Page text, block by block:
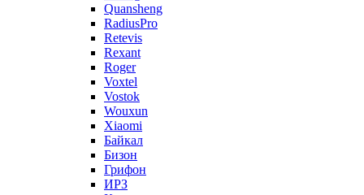
Quansheng
RadiusPro
Retevis
Rexant
Roger
Voxtel
Vostok
Wouxun
Xiaomi
Байкал
Бизон
Грифон
ИРЗ